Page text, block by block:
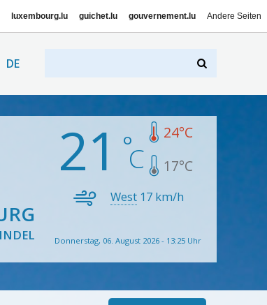
luxembourg.lu guichet.lu gouvernement.lu Andere Seiten
DE
21 24°C
17°C
West 17 km/h
Donnerstag, 06. August 2026 - 13:25 Uhr